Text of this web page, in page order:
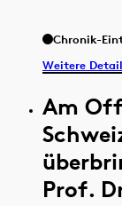
Chronik-
Weitere
Am
Prof.